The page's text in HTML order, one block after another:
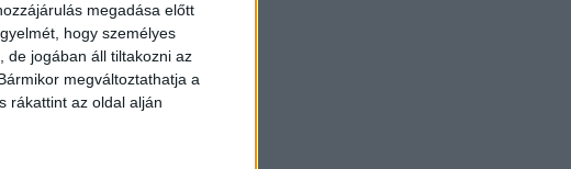
megadása előtt
hogy személyes
de jogában áll tiltakozni az
megváltoztathatja a
rákattint az oldal alján